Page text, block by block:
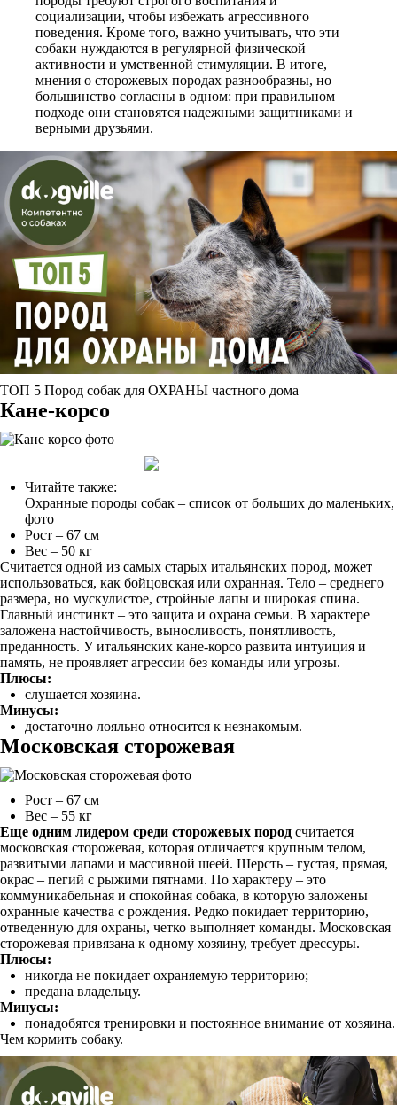
социализации, чтобы избежать агрессивного
поведения. Кроме того, важно учитывать, что эти
собаки нуждаются в регулярной физической
активности и умственной стимуляции. В итоге,
мнения о сторожевых породах разнообразны, но
большинство согласны в одном: при правильном
подходе они становятся надежными защитниками и
верными друзьями.
ТОП 5 Пород собак для ОХРАНЫ частного дома
Кане-корсо
Читайте также:
Охранные породы собак – список от больших до маленьких,
фото
Рост – 67 см
Вес – 50 кг
Считается одной из самых старых итальянских пород, может
использоваться, как бойцовская или охранная. Тело – среднего
размера, но мускулистое, стройные лапы и широкая спина.
Главный инстинкт – это защита и охрана семьи. В характере
заложена настойчивость, выносливость, понятливость,
преданность. У итальянских кане-корсо развита интуиция и
память, не проявляет агрессии без команды или угрозы.
Плюсы:
слушается хозяина.
Минусы:
достаточно лояльно относится к незнакомым.
Московская сторожевая
Рост – 67 см
Вес – 55 кг
Еще одним лидером среди сторожевых пород считается
московская сторожевая, которая отличается крупным телом,
развитыми лапами и массивной шеей. Шерсть – густая, прямая,
окрас – пегий с рыжими пятнами. По характеру – это
коммуникабельная и спокойная собака, в которую заложены
охранные качества с рождения. Редко покидает территорию,
отведенную для охраны, четко выполняет команды. Московская
сторожевая привязана к одному хозяину, требует дрессуры.
Плюсы:
никогда не покидает охраняемую территорию;
предана владельцу.
Минусы:
понадобятся тренировки и постоянное внимание от хозяина.
Чем кормить собаку.